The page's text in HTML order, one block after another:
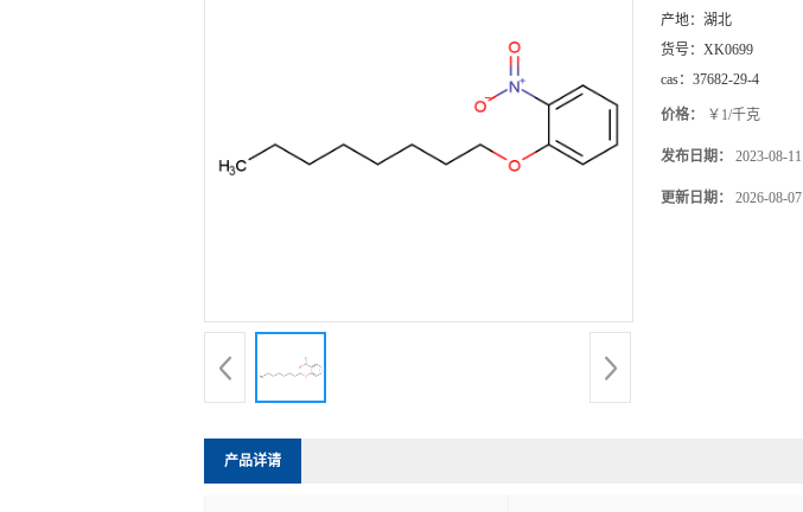
产地： 湖北
货号： XK0699
cas： 37682-29-4
价格： ￥1/千克
发布日期： 2023-08-11
更新日期： 2026-08-07
产品详请